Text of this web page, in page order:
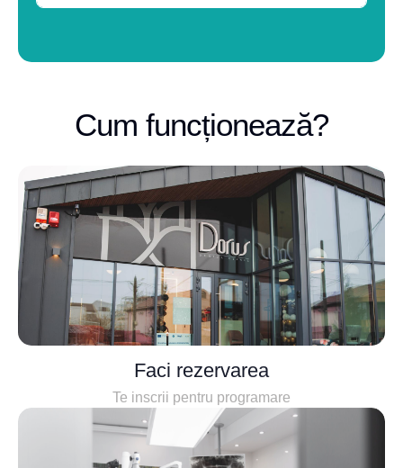
Cum funcționează?
Faci rezervarea
Te inscrii pentru programare